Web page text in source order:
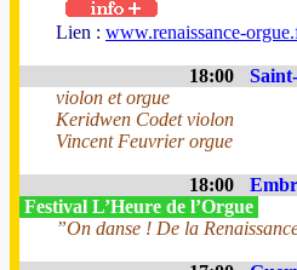
Lien : www.renaissance-
18:00
violon et orgue
Keridwen Codet violon
Vincent Feuvrier orgue
18:00
Festival L’Heure de l’Orgue
”On danse ! De la